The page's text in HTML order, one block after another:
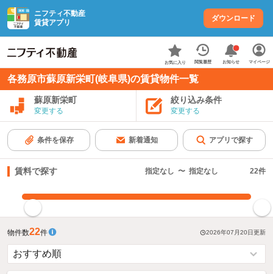
ニフティ不動産
賃貸アプリ
ダウンロード
お気に入り 閲覧履歴 お知らせ マイページ
各務原市蘇原新栄町(岐阜県)の賃貸物件一覧
蘇原新栄町
変更する
絞り込み条件
変更する
条件を保存 新着通知 アプリで探す
賃料で探す 指定なし 〜 指定なし 22件
物件数22件 2026年07月20日更新